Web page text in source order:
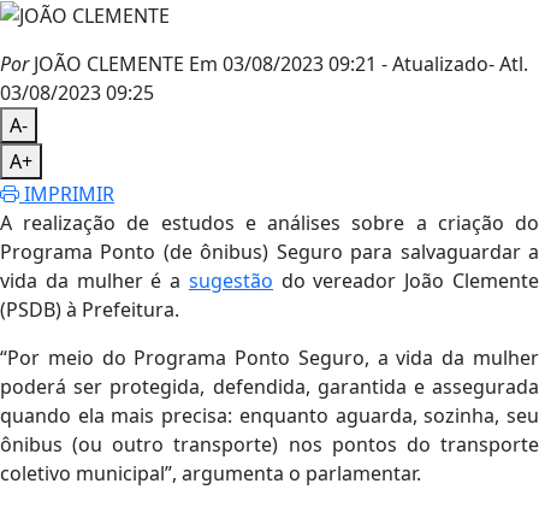
PorJOÃO CLEMENTE Em 03/08/2023 09:21 - Atualizado- Atl.
03/08/2023 09:25
A-
A+
IMPRIMIR
A realização de estudos e análises sobre a criação do
Programa Ponto (de ônibus) Seguro para salvaguardar a
vida da mulher é a sugestão do vereador João Clemente
(PSDB) à Prefeitura.
“Por meio do Programa Ponto Seguro, a vida da mulher
poderá ser protegida, defendida, garantida e assegurada
quando ela mais precisa: enquanto aguarda, sozinha, seu
ônibus (ou outro transporte) nos pontos do transporte
coletivo municipal”, argumenta o parlamentar.